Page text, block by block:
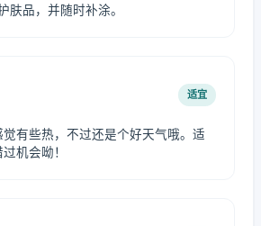
肤品，并随时补涂。
适宜
有些热，不过还是个好天气哦。适
机会呦！